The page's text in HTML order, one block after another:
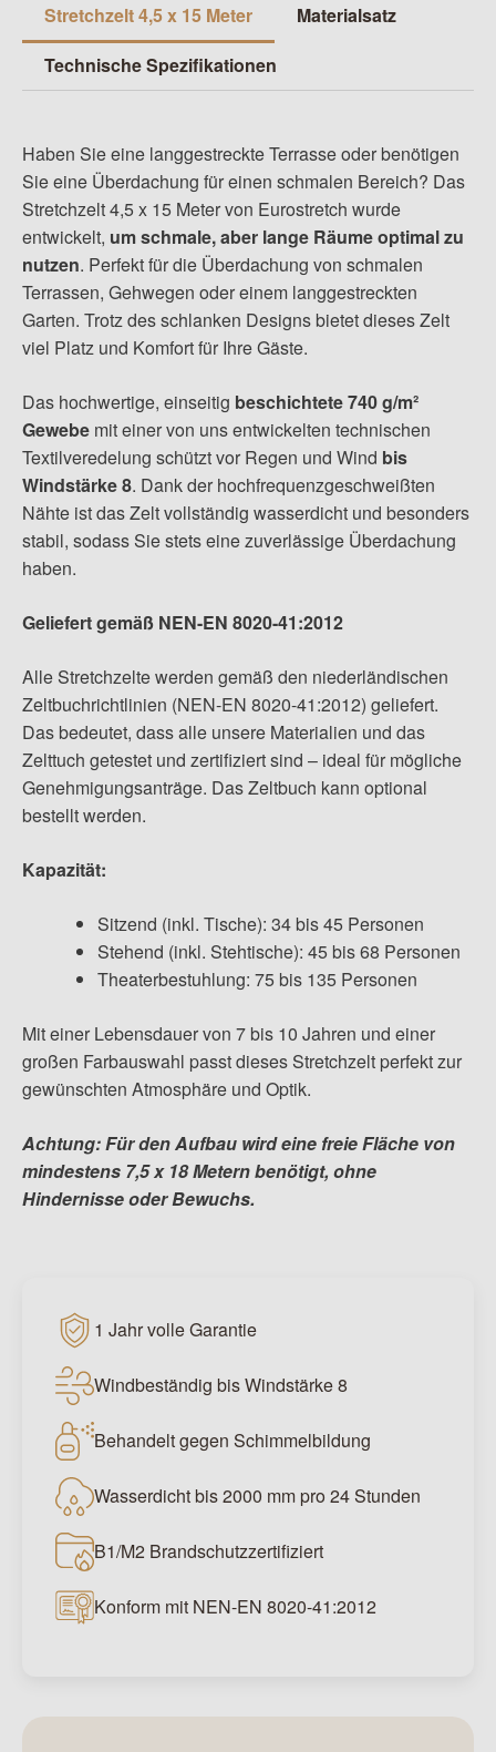
Stretchzelt 4,5 x 15 Meter
Materialsatz
Technische Spezifikationen
Haben Sie eine langgestreckte Terrasse oder benötigen
Sie eine Überdachung für einen schmalen Bereich? Das
Stretchzelt 4,5 x 15 Meter von Eurostretch wurde
entwickelt, um schmale, aber lange Räume optimal zu
nutzen. Perfekt für die Überdachung von schmalen
Terrassen, Gehwegen oder einem langgestreckten
Garten. Trotz des schlanken Designs bietet dieses Zelt
viel Platz und Komfort für Ihre Gäste.
Das hochwertige, einseitig beschichtete 740 g/m²
Gewebe mit einer von uns entwickelten technischen
Textilveredelung schützt vor Regen und Wind bis
Windstärke 8. Dank der hochfrequenzgeschweißten
Nähte ist das Zelt vollständig wasserdicht und besonders
stabil, sodass Sie stets eine zuverlässige Überdachung
haben.
Geliefert gemäß NEN-EN 8020-41:2012
Alle Stretchzelte werden gemäß den niederländischen
Zeltbuchrichtlinien (NEN-EN 8020-41:2012) geliefert.
Das bedeutet, dass alle unsere Materialien und das
Zelttuch getestet und zertifiziert sind – ideal für mögliche
Genehmigungsanträge. Das Zeltbuch kann optional
bestellt werden.
Kapazität:
Sitzend (inkl. Tische): 34 bis 45 Personen
Stehend (inkl. Stehtische): 45 bis 68 Personen
Theaterbestuhlung: 75 bis 135 Personen
Mit einer Lebensdauer von 7 bis 10 Jahren und einer
großen Farbauswahl passt dieses Stretchzelt perfekt zur
gewünschten Atmosphäre und Optik.
Achtung: Für den Aufbau wird eine freie Fläche von
mindestens 7,5 x 18 Metern benötigt, ohne
Hindernisse oder Bewuchs.
1 Jahr volle Garantie
Windbeständig bis Windstärke 8
Behandelt gegen Schimmelbildung
Wasserdicht bis 2000 mm pro 24 Stunden
B1/M2 Brandschutzzertifiziert
Konform mit NEN-EN 8020-41:2012